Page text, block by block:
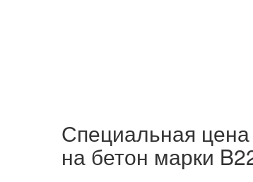
Специальная цена
на бетон марки